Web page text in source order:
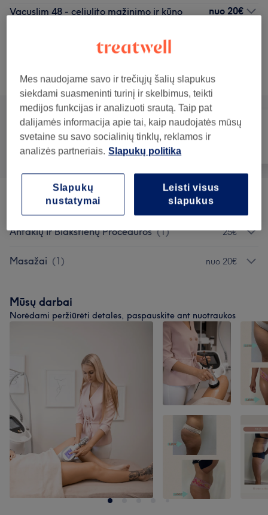
Vacuslim 48 - celiulito mažinimo ir kūno
Rodyti informaciją
nuo 20€
Teikiamos paslaugos
Visos paslaugos Veidas
Kūno Procedūros (7) nuo 20€
Antakių Ir Blakstienų Procedūros (1) 25€
Masažai (1) nuo 20€
Mūsų darbai
Norėdami peržiūrėti detales, paspauskite ant nuotraukos
Mes naudojame savo ir trečiųjų šalių slapukus
siekdami suasmeninti turinį ir skelbimus, teikti
medijos funkcijas ir analizuoti srautą. Taip pat
dalijamės informacija apie tai, kaip naudojatės mūsų
svetaine su savo socialinių tinklų, reklamos ir
analizės partneriais. Slapukų politika
Leisti visus
slapukus
Slapukų
nustatymai